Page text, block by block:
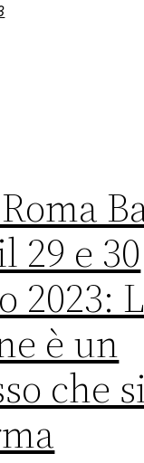
29 e 30
2023:
è un
che